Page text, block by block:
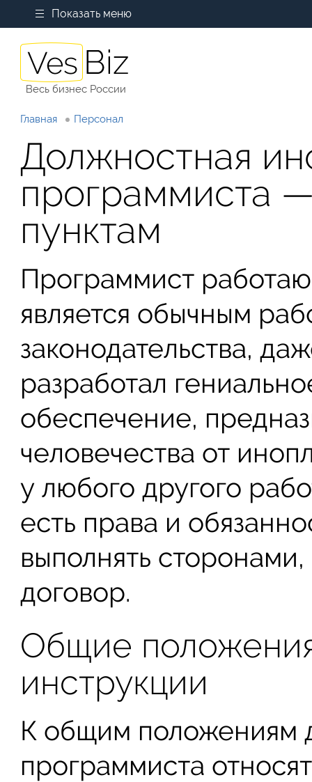
Показать меню
Весь бизнес России
Главная Персонал
Должностная
программиста
пунктам
Программист
является обычным
законодательства,
разработал
обеспечение,
человечества от
у любого другого
есть права и
выполнять
договор.
Общие
инструкции
К общим положениям
программиста